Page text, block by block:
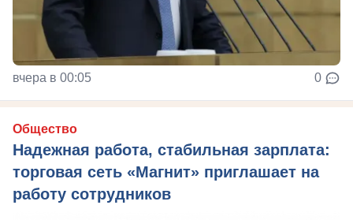
вчера в 00:05 0
Общество
Надежная работа, стабильная зарплата:
торговая сеть «Магнит» приглашает на
работу сотрудников